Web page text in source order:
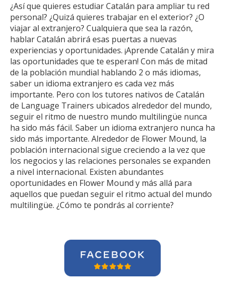
¿Así que quieres estudiar Catalán para ampliar tu red
personal? ¿Quizá quieres trabajar en el exterior? ¿O
viajar al extranjero? Cualquiera que sea la razón,
hablar Catalán abrirá esas puertas a nuevas
experiencias y oportunidades. ¡Aprende Catalán y mira
las oportunidades que te esperan! Con más de mitad
de la población mundial hablando 2 o más idiomas,
saber un idioma extranjero es cada vez más
importante. Pero con los tutores nativos de Catalán
de Language Trainers ubicados alrededor del mundo,
seguir el ritmo de nuestro mundo multilingüe nunca
ha sido más fácil. Saber un idioma extranjero nunca ha
sido más importante. Alrededor de Flower Mound, la
población internacional sigue creciendo a la vez que
los negocios y las relaciones personales se expanden
a nivel internacional. Existen abundantes
oportunidades en Flower Mound y más allá para
aquellos que puedan seguir el ritmo actual del mundo
multilingüe. ¿Cómo te pondrás al corriente?